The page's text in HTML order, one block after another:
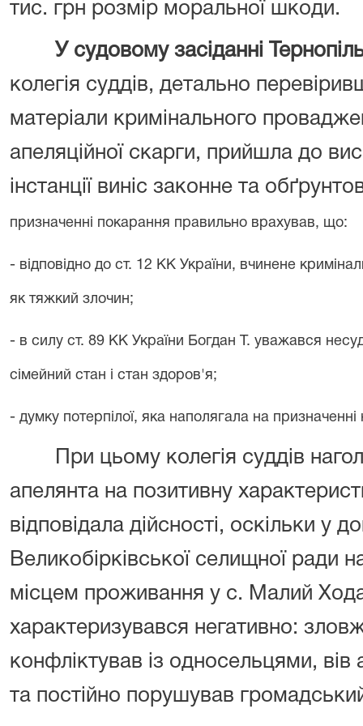
тис. грн розмір моральної шкоди.
У судовому засіданні
колегія суддів, детально
матеріали кримінального
апеляційної скарги, прийшла до
інстанції виніс законне та
призначенні покарання правильно врахував, що:
- відповідно до ст. 12 КК України, вчинене
як тяжкий злочин;
- в силу ст. 89 КК України Богдан Т. уважався
сімейний стан і стан здоров'я;
- думку потерпілої, яка наполягала на
При цьому колегія суддів
апелянта на позитивну
відповідала дійсності, оскільки у
Великобірківської селищної ради
місцем проживання у с. Малий
характеризувався негативно:
конфліктував із односельцями,
та постійно порушував